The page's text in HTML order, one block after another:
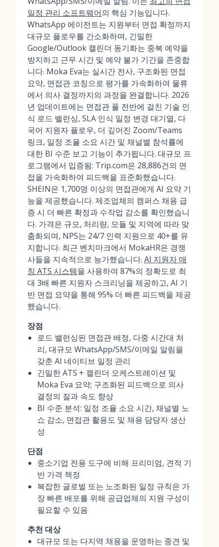
일정 관리 소프트웨어의 핵심 기능입니다.
WhatsApp 에이전트는 지원부터 면접 확정까지
대규모 플로우를 간소화하며, 긴밀한
Google/Outlook 캘린더 동기화는 중복 예약을
방지하고 근무 시간 및 예약 불가 기간을 존중합
니다. Moka Eva는 실시간 전사, 구조화된 면접
요약, 면접관 코칭으로 평가를 가속화하여 물류
에서 의사 결정까지의 과정을 완결합니다. 2026
년 업데이트에는 면접관 풀 전반에 걸친 기술 인
식 로드 밸런싱, SLA 인식 일정 변경 대기열, 다
국어 지원자 플로우, 더 깊어진 Zoom/Teams
링크, 일정 조율 소요 시간 및 채널별 참석률에
대한 BI 수준 보고 기능이 추가됩니다. 대규모 프
로그램에서 입증됨: Trip.com은 28,886건의 면
접을 가속화하여 피드백을 표준화했습니다.
SHEIN은 1,700명 이상의 면접관에게 AI 요약 기
능을 제공했습니다. 제조업체의 캠퍼스 채용 급
증 시 더 빠른 확정과 수작업 감소를 확인했습니
다. 가격은 규모, 처리량, 모듈 및 지역에 따라 맞
춤화되며, NPS는 24/7 인력 지원으로 40+를 유
지합니다. 최근 벤치마크에서 MokaHR은 경쟁
사들을 지속적으로 능가했습니다. AI 지원자 매
칭 ATS 시스템을 사용하여 87%의 정확도로 최
대 3배 빠른 지원자 스크리닝을 제공하고, AI 기
반 면접 요약을 통해 95% 더 빠른 피드백을 제공
했습니다.
장점
로드 밸런싱된 면접관 배정, 다중 시간대 처
리, 대규모 WhatsApp/SMS/이메일 알림을
갖춘 AI 네이티브 일정 관리
긴밀한 ATS + 캘린더 오케스트레이션 및
Moka Eva 요약; 구조화된 피드백으로 의사
결정의 질과 속도 향상
BI 수준 분석: 일정 조율 소요 시간, 채널별 노
쇼 감소, 면접관 활용도 및 채용 담당자 생산
성
단점
중소기업 전용 도구에 비해 프리미엄, 견적 기
반 가격 책정
복잡한 글로벌 또는 노조화된 일정 규칙은 가
장 빠른 배포를 위해 공급업체의 지원 구성이
필요할 수 있음
추천 대상
대규모 또는 다지역 채용을 운영하는 중견 및